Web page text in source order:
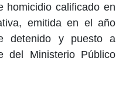
homicidio calificado en
emitida en el año
detenido y puesto a
del Ministerio Público